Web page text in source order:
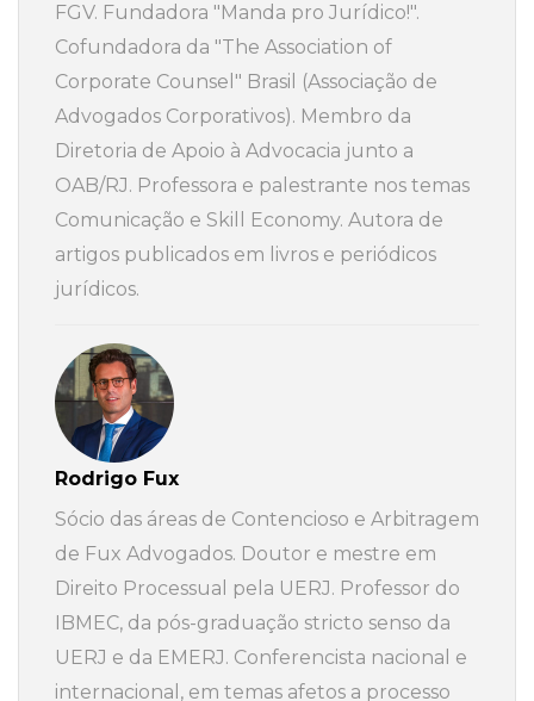
FGV. Fundadora "Manda pro Jurídico!".
Cofundadora da "The Association of
Corporate Counsel" Brasil (Associação de
Advogados Corporativos). Membro da
Diretoria de Apoio à Advocacia junto a
OAB/RJ. Professora e palestrante nos temas
Comunicação e Skill Economy. Autora de
artigos publicados em livros e periódicos
jurídicos.
Rodrigo Fux
Sócio das áreas de Contencioso e Arbitragem
de Fux Advogados. Doutor e mestre em
Direito Processual pela UERJ. Professor do
IBMEC, da pós-graduação stricto senso da
UERJ e da EMERJ. Conferencista nacional e
internacional, em temas afetos a processo